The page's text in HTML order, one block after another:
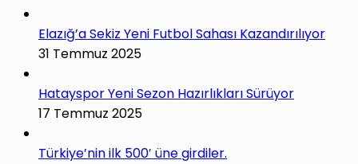
Elazığ’a Sekiz Yeni Futbol Sahası Kazandırılıyor
31 Temmuz 2025
Hatayspor Yeni Sezon Hazırlıkları Sürüyor
17 Temmuz 2025
Türkiye’nin ilk 500′ üne girdiler.